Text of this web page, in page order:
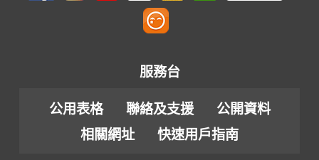
服務台
公用表格 聯絡及支援
公開資料
相關網址
快速用戶指南